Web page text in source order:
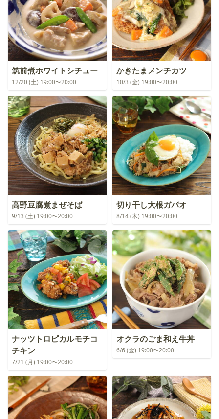
筑前煮ホワイトシチュー
12/20 (土) 19:00〜20:00
かきたまメンチカツ
10/3 (金) 19:00〜20:00
高野豆腐煮まぜそば
9/13 (土) 19:00〜20:00
切り干し大根ガパオ
8/14 (木) 19:00〜20:00
ナッツトロピカルモチコ
チキン
7/21 (月) 19:00〜20:00
オクラのごま和え牛丼
6/6 (金) 19:00〜20:00